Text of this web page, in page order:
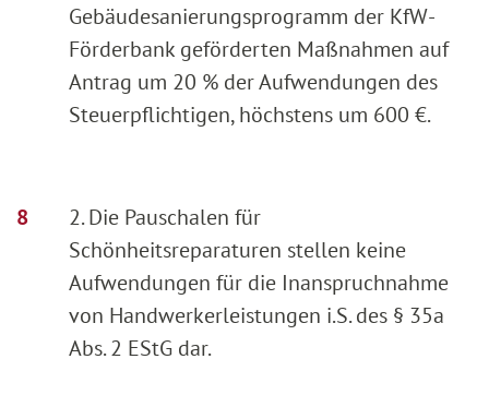
Gebäudesanierungsprogramm der KfW-
Förderbank geförderten Maßnahmen auf
Antrag um 20 % der Aufwendungen des
Steuerpflichtigen, höchstens um 600 €.
2. Die Pauschalen für
Schönheitsreparaturen stellen keine
Aufwendungen für die Inanspruchnahme
von Handwerkerleistungen i.S. des § 35a
Abs. 2 EStG dar.